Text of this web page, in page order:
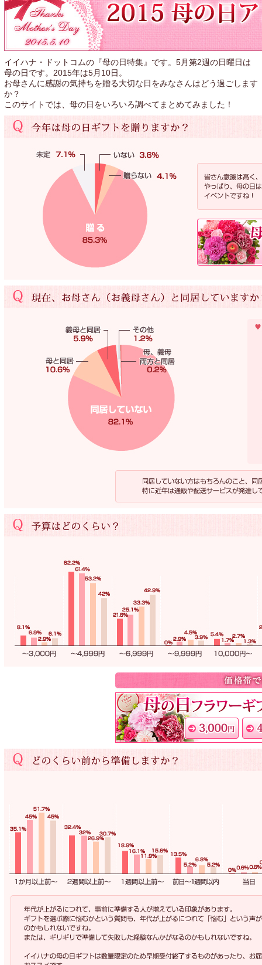
イイハナ・ドットコムの『母の日特集』です。5月第2週の日曜日は
母の日です。2015年は5月10日。
お母さんに感謝の気持ちを贈る大切な日をみなさんはどう過ごします
か？
このサイトでは、母の日をいろいろ調べてまとめてみました！